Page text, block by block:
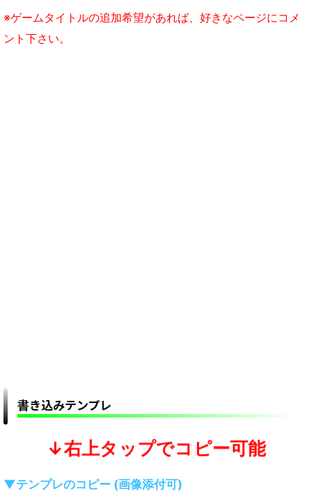
※ゲームタイトルの追加希望があれば、好きなページにコメ
ント下さい。
書き込みテンプレ
↓右上タップでコピー可能
▼テンプレのコピー (画像添付可)